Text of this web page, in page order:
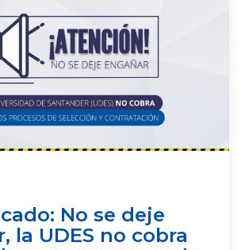
No se deje
la UDES no cobra